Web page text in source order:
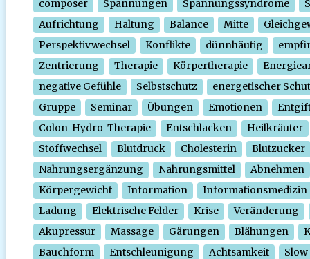
composer Spannungen Spannungssyndrome
Aufrichtung
Haltung Balance Mitte
Perspektivwechsel
Konflikte dünnhäutig
Zentrierung
Therapie Körpertherapie
negative Gefühle
Selbstschutz
energetischer
Gruppe
Seminar Übungen Emotionen
Colon-Hydro-Therapie
Entschlacken
Heilkräuter
Stoffwechsel
Blutdruck Cholesterin
Blutzucker
Nahrungsergänzung
Nahrungsmittel
Abnehmen
Körpergewicht
Information
Informationsmedizin
Ladung
Elektrische Felder Krise
Veränderung
Akupressur
Massage Gärungen Blähungen
Bauchform
Entschleunigung Achtsamkeit
Slow